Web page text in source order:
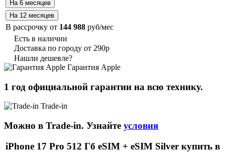
В рассрочку от 144 988 руб/мес
Есть в наличии
Доставка по городу от 290р
Нашли дешевле?
Гарантия Apple
1 год официальной гарантии на всю технику.
Trade-in
Можно в Trade-in. Узнайте условия
iPhone 17 Pro 512 Гб eSIM + eSIM Silver купить в